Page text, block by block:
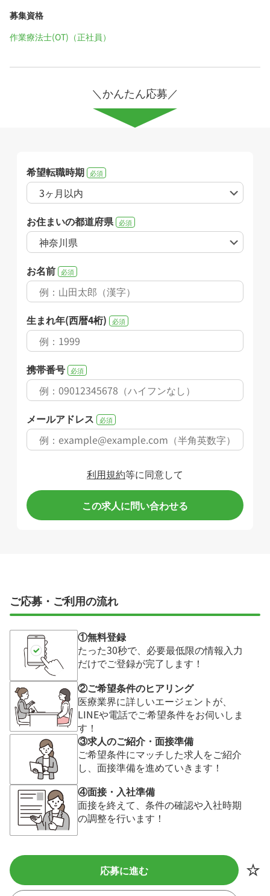
募集資格
作業療法士(OT)（正社員）
＼かんたん応募／
希望転職時期 必須
お住まいの都道府県 必須
お名前 必須
生まれ年(西暦4桁) 必須
携帯番号 必須
メールアドレス 必須
利用規約等に同意して
この求人に問い合わせる
ご応募・ご利用の流れ
①無料登録
たった30秒で、必要最低限の情報入力
だけでご登録が完了します！
②ご希望条件のヒアリング
医療業界に詳しいエージェントが、
LINEや電話でご希望条件をお伺いしま
す！
③求人のご紹介・面接準備
ご希望条件にマッチした求人をご紹介
し、面接準備を進めていきます！
④面接・入社準備
面接を終えて、条件の確認や入社時期
の調整を行います！
応募に進む